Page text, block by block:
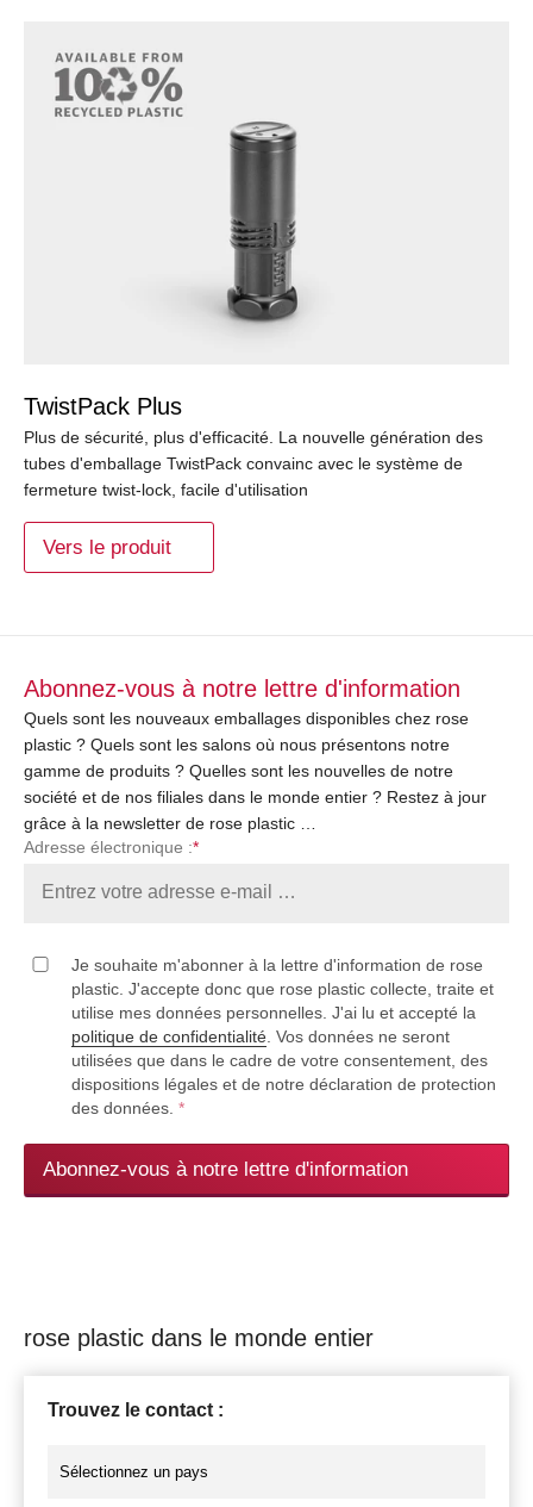
TwistPack Plus
Plus de sécurité, plus d'efficacité. La nouvelle génération des
tubes d'emballage TwistPack convainc avec le système de
fermeture twist-lock, facile d'utilisation
Vers le produit
Abonnez-vous à notre lettre d'information
Quels sont les nouveaux emballages disponibles chez rose
plastic ? Quels sont les salons où nous présentons notre
gamme de produits ? Quelles sont les nouvelles de notre
société et de nos filiales dans le monde entier ? Restez à jour
grâce à la newsletter de rose plastic …
Adresse électronique :*
Je souhaite m'abonner à la lettre d'information de rose
plastic. J'accepte donc que rose plastic collecte, traite et
utilise mes données personnelles. J'ai lu et accepté la
politique de confidentialité. Vos données ne seront
utilisées que dans le cadre de votre consentement, des
dispositions légales et de notre déclaration de protection
des données. *
Abonnez-vous à notre lettre d'information
rose plastic dans le monde entier
Trouvez le contact :